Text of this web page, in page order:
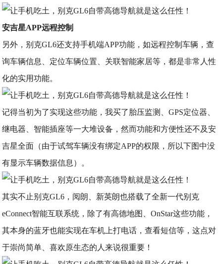
安吉星APP远程控制
另外，别克GL6还支持手机端APP功能，如远程控制车辆，查
询车辆信息、定位车辆位置、关联智能家居等，都是非常人性
化的实用功能。
记得当初为了实现这些功能，我买了胎压监测、GPS定位器、
继电器、智能插座等一大堆设备，然而功能和方便性还不及安
吉星全面（由于试驾车辆没有绑定APP的权限，所以下图中没
有显示车辆数据信息）。
其实不止别克GL6，阅朗、新英朗也搭载了全新一代别克
eConnect智能互联系统，除了有高德地图、OnStar这些功能，
其本身的蓝牙也能实现在车机上打电话，查看短信等，这点对
于崇尚简单、喜欢原生态的人来说很重要！